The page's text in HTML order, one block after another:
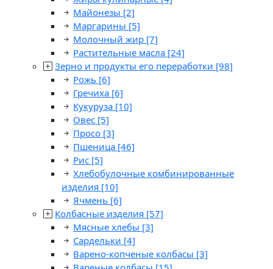
Майонезы [2]
Маргарины [5]
Молочный жир [7]
Растительные масла [24]
Зерно и продукты его переработки [98]
Рожь [6]
Гречиха [6]
Кукуруза [10]
Овес [5]
Просо [3]
Пшеница [46]
Рис [5]
Хлебобулочные комбинированные
изделия [10]
Ячмень [6]
Колбасные изделия [57]
Мясные хлебы [3]
Сардельки [4]
Варено-копченые колбасы [3]